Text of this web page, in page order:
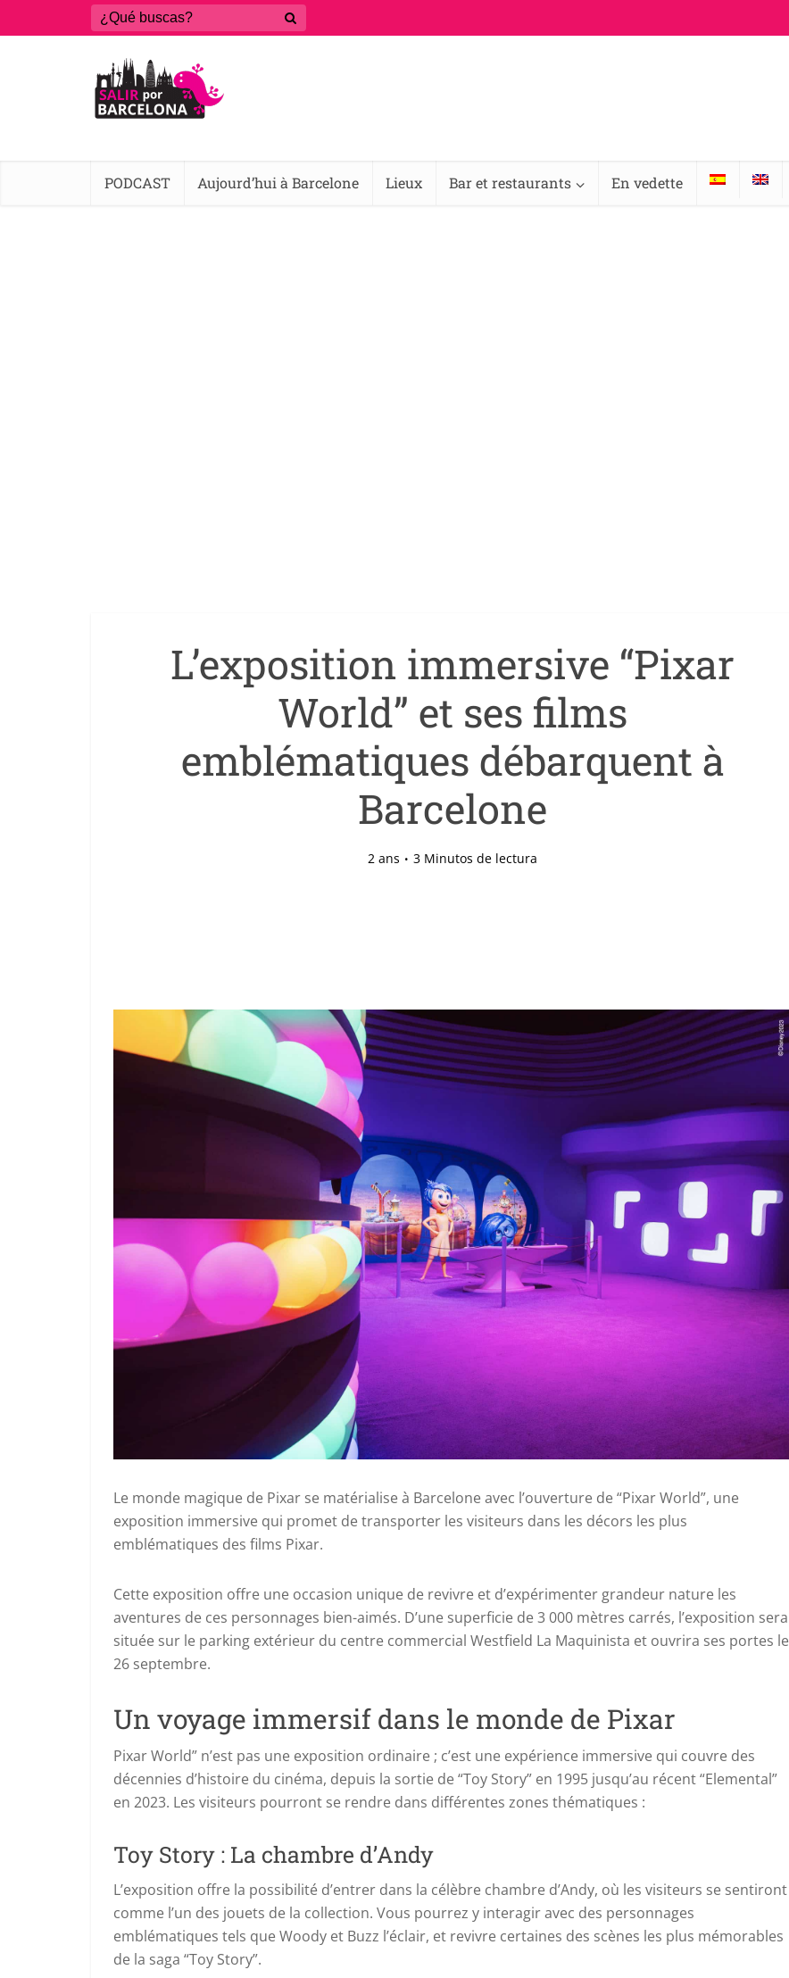
PODCAST Aujourd’hui à Barcelone Lieux Bar et restaurants En vedette
L’exposition immersive “Pixar
World” et ses films
emblématiques débarquent à
Barcelone
2 ans 3 Minutos de lectura
Le monde magique de Pixar se matérialise à Barcelone avec l’ouverture de “Pixar World”, une
exposition immersive qui promet de transporter les visiteurs dans les décors les plus
emblématiques des films Pixar.
Cette exposition offre une occasion unique de revivre et d’expérimenter grandeur nature les
aventures de ces personnages bien-aimés. D’une superficie de 3 000 mètres carrés, l’exposition sera
située sur le parking extérieur du centre commercial Westfield La Maquinista et ouvrira ses portes le
26 septembre.
Un voyage immersif dans le monde de Pixar
Pixar World” n’est pas une exposition ordinaire ; c’est une expérience immersive qui couvre des
décennies d’histoire du cinéma, depuis la sortie de “Toy Story” en 1995 jusqu’au récent “Elemental”
en 2023. Les visiteurs pourront se rendre dans différentes zones thématiques :
Toy Story : La chambre d’Andy
L’exposition offre la possibilité d’entrer dans la célèbre chambre d’Andy, où les visiteurs se sentiront
comme l’un des jouets de la collection. Vous pourrez y interagir avec des personnages
emblématiques tels que Woody et Buzz l’éclair, et revivre certaines des scènes les plus mémorables
de la saga “Toy Story”.